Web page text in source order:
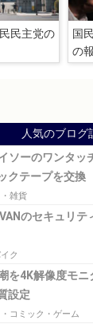
民主党の
国
の
人気のブログ
ソーのワンタッ
クテープを交換
雑貨
のセキュリテ
ク
を4K解像度モ
設定
コミック・ゲーム